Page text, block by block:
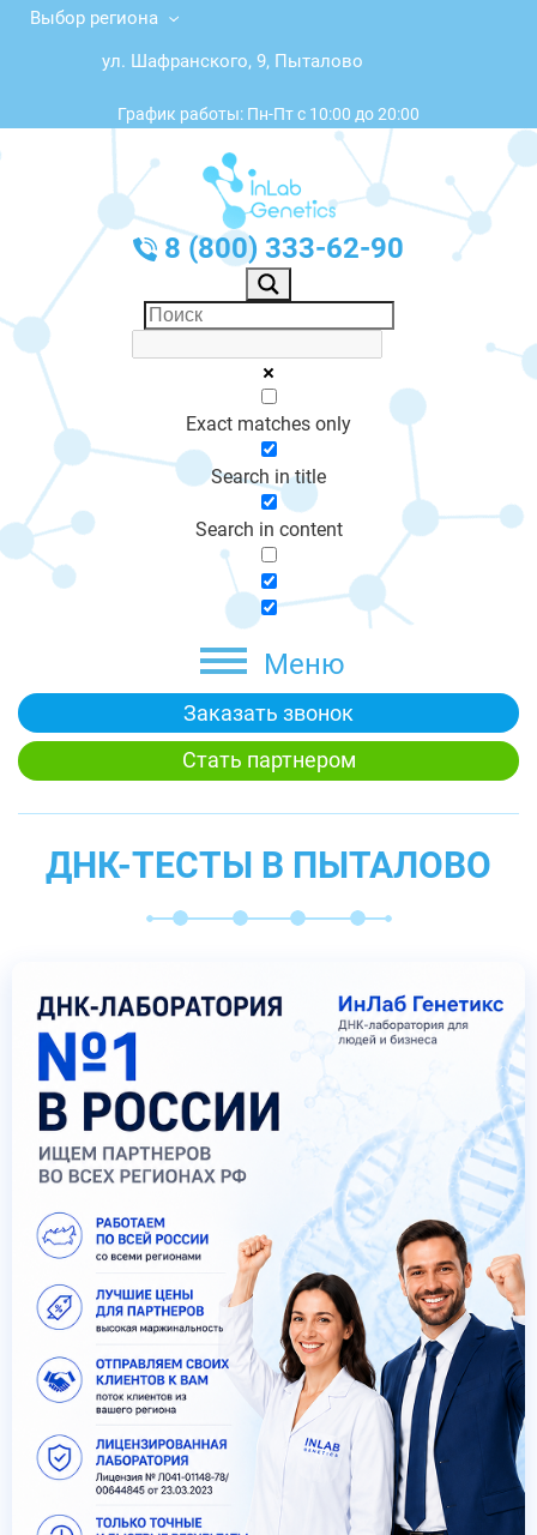
Выбор региона
ул. Шафранского, 9, Пыталово
График работы: Пн-Пт с 10:00 до 20:00
8 (800) 333-62-90
Exact matches only
Search in title
Search in content
Меню
Заказать звонок
Стать партнером
ДНК-ТЕСТЫ В ПЫТАЛОВО